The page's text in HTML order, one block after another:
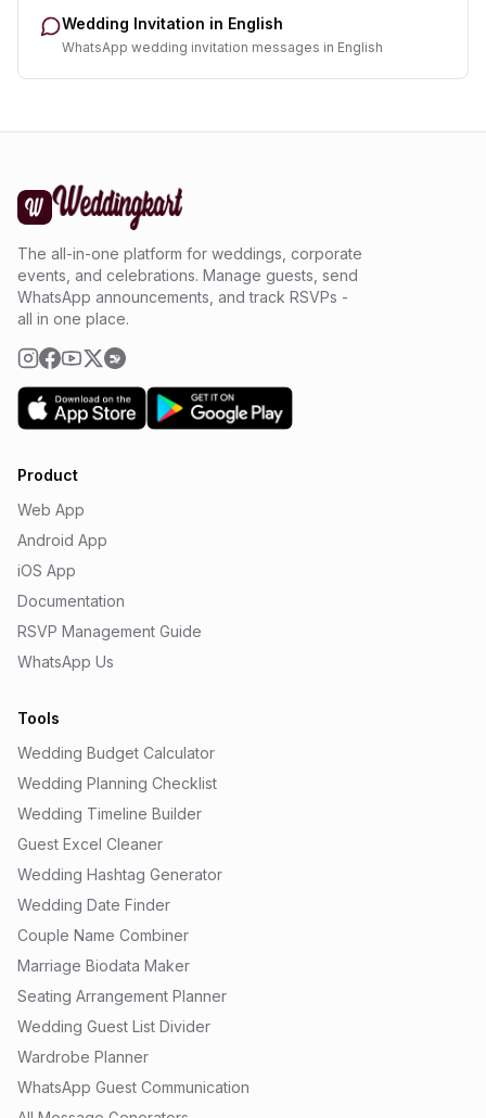
Wedding Invitation in English
WhatsApp wedding invitation messages in English
The all-in-one platform for weddings, corporate
events, and celebrations. Manage guests, send
WhatsApp announcements, and track RSVPs -
all in one place.
Product
Web App
Android App
iOS App
Documentation
RSVP Management Guide
WhatsApp Us
Tools
Wedding Budget Calculator
Wedding Planning Checklist
Wedding Timeline Builder
Guest Excel Cleaner
Wedding Hashtag Generator
Wedding Date Finder
Couple Name Combiner
Marriage Biodata Maker
Seating Arrangement Planner
Wedding Guest List Divider
Wardrobe Planner
WhatsApp Guest Communication